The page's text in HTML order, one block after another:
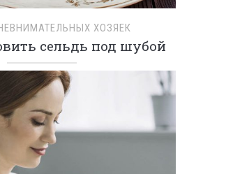
ХОЗЯЕК
сельдь под шубой